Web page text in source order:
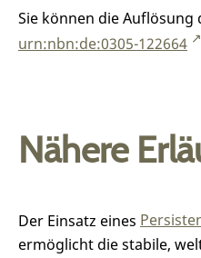
Sie können die Auflösung
urn:nbn:de:0305-122664
Nähere
Der Einsatz eines
ermöglicht die stabile,